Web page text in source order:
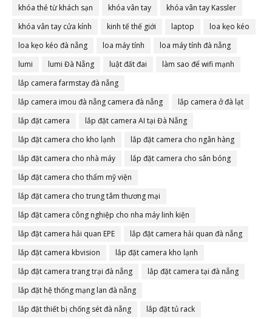
khóa thẻ từ khách sạn
khóa vân tay
khóa vân tay Kassler
khóa vân tay cửa kính
kinh tế thế giới laptop
loa kẹo kéo
loa kẹo kéo đà nẵng
loa máy tính
loa máy tính đà nẵng
lumi
lumi Đà Nẵng luật đất đai
làm sao để wifi mạnh
lắp camera farmstay đà nẵng
lắp camera imou đà nẵng camera đà nẵng
lắp camera ở đà lạt
lắp đặt camera
lắp đặt camera AI tại Đà Nẵng
lắp đặt camera cho kho lạnh
lắp đặt camera cho ngân hàng
lắp đặt camera cho nhà máy
lắp đặt camera cho sân bóng
lắp đặt camera cho thẩm mỹ viện
lắp đặt camera cho trung tâm thương mại
lắp đặt camera công nghiệp cho nha máy linh kiện
lắp đặt camera hải quan EPE
lắp đặt camera hải quan đà nẵng
lắp đặt camera kbvision
lắp đặt camera kho lạnh
lắp đặt camera trang trại đà nẵng
lắp đặt camera tại đà nẵng
lắp đặt hệ thống mạng lan đà nẵng
lắp đặt thiết bị chống sét đà nẵng
lắp đặt tủ rack